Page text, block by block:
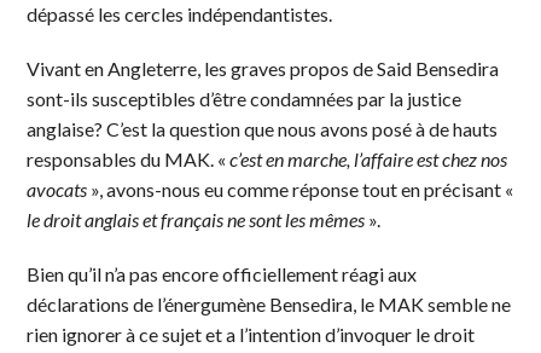
dépassé les cercles indépendantistes.
Vivant en Angleterre, les graves propos de Said Bensedira
sont-ils susceptibles d’être condamnées par la justice
anglaise? C’est la question que nous avons posé à de hauts
responsables du MAK. « c’est en marche, l’affaire est chez nos
avocats », avons-nous eu comme réponse tout en précisant «
le droit anglais et français ne sont les mêmes ».
Bien qu’il n’a pas encore officiellement réagi aux
déclarations de l’énergumène Bensedira, le MAK semble ne
rien ignorer à ce sujet et a l’intention d’invoquer le droit